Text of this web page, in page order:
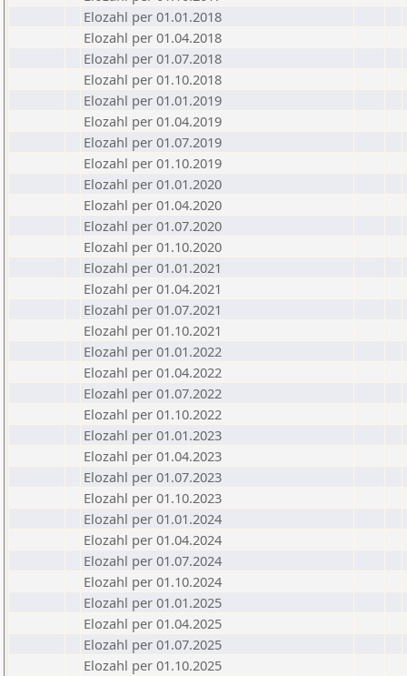
Elozahl per 01.01.2018
Elozahl per 01.04.2018
Elozahl per 01.07.2018
Elozahl per 01.10.2018
Elozahl per 01.01.2019
Elozahl per 01.04.2019
Elozahl per 01.07.2019
Elozahl per 01.10.2019
Elozahl per 01.01.2020
Elozahl per 01.04.2020
Elozahl per 01.07.2020
Elozahl per 01.10.2020
Elozahl per 01.01.2021
Elozahl per 01.04.2021
Elozahl per 01.07.2021
Elozahl per 01.10.2021
Elozahl per 01.01.2022
Elozahl per 01.04.2022
Elozahl per 01.07.2022
Elozahl per 01.10.2022
Elozahl per 01.01.2023
Elozahl per 01.04.2023
Elozahl per 01.07.2023
Elozahl per 01.10.2023
Elozahl per 01.01.2024
Elozahl per 01.04.2024
Elozahl per 01.07.2024
Elozahl per 01.10.2024
Elozahl per 01.01.2025
Elozahl per 01.04.2025
Elozahl per 01.07.2025
Elozahl per 01.10.2025